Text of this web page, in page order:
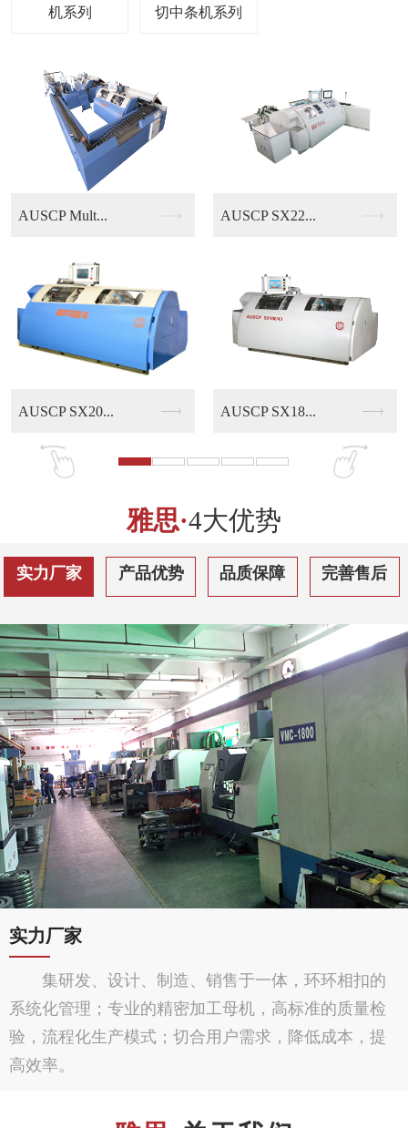
机系列
切中条机系列
AUSCP SX22...
AUSCP SX18...
KUBUS B13/...
AUSCP QS30...
雅思·4大优势
实力厂家 产品优势 品质保障 完善售后
实力厂家
集研发、设计、制造、销售于一体，环环相扣的
系统化管理；专业的精密加工母机，高标准的质量检
验，流程化生产模式；切合用户需求，降低成本，提
高效率。